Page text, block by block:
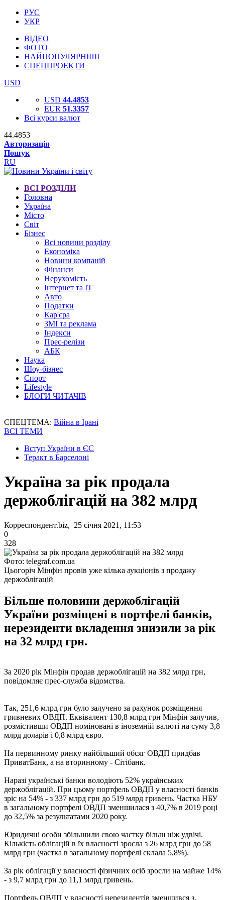
РУС
УКР
ВІДЕО
ФОТО
НАЙПОПУЛЯРНІШІ
СПЕЦПРОЕКТИ
USD
USD 44.4853
EUR 51.3357
Всі курси валют
44.4853
Авторизація
Пошук
RU
ВСІ РОЗДІЛИ
Головна
Україна
Місто
Світ
Бізнес
Всі новини розділу
Економіка
Новини компаній
Фінанси
Нерухомість
Інтернет та IT
Авто
Податки
Кар'єра
ЗМІ та реклама
Індекси
Прес-релізи
АБК
Наука
Шоу-бізнес
Спорт
Lifestyle
БЛОГИ ЧИТАЧІВ
СПЕЦТЕМА: Війна в Ірані
ВСІ ТЕМИ
Вступ України в ЄС
Теракт в Барселоні
Україна за рік продала
держоблігацій на 382 млрд
Корреспондент.biz, 25 січня 2021, 11:53
0
328
Фото: telegraf.com.ua
Цьогоріч Мінфін провів уже кілька аукціонів з продажу
держоблігацій
Більше половини держоблігацій
України розміщені в портфелі банків,
нерезиденти вкладення знизили за рік
на 32 млрд грн.
За 2020 рік Мінфін продав держоблігацій на 382 млрд грн,
повідомляє прес-служба відомства.
Так, 251,6 млрд грн було залучено за рахунок розміщення
гривневих ОВДП. Еквівалент 130,8 млрд грн Мінфін залучив,
розмістивши ОВДП номіновані в іноземній валюті на суму 3,8
млрд доларів і 0,8 млрд євро.
На первинному ринку найбільший обсяг ОВДП придбав
ПриватБанк, а на вторинному - Сітібанк.
Наразі українські банки володіють 52% українських
держоблігацій. При цьому портфель ОВДП у власності банків
зріс на 54% - з 337 млрд грн до 519 млрд гривень. Частка НБУ
в загальному портфелі ОВДП зменшилася з 40,7% в 2019 році
до 32,5% за результатами 2020 року.
Юридичні особи збільшили свою частку більш ніж удвічі.
Кількість облігацій в їх власності зросла з 26 млрд грн до 58
млрд грн (частка в загальному портфелі склала 5,8%).
За рік облігації у власності фізичних осіб зросли на майже 14%
- з 9,7 млрд грн до 11,1 млрд гривень.
Портфель ОВДП у власності нерезидентів зменшився з,